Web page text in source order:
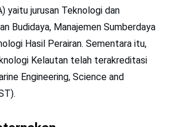
yaitu jurusan Teknologi dan
Budidaya, Manajemen Sumberdaya
Hasil Perairan. Sementara itu,
Kelautan telah terakreditasi
Engineering, Science and